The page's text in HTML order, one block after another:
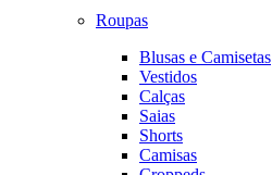
Roupas
Blusas e Camisetas
Vestidos
Calças
Saias
Shorts
Camisas